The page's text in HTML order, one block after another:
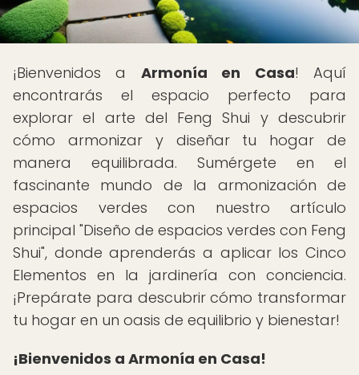
¡Bienvenidos a Armonía en Casa! Aquí
encontrarás el espacio perfecto para
explorar el arte del Feng Shui y descubrir
cómo armonizar y diseñar tu hogar de
manera equilibrada. Sumérgete en el
fascinante mundo de la armonización de
espacios verdes con nuestro artículo
principal "Diseño de espacios verdes con Feng
Shui", donde aprenderás a aplicar los Cinco
Elementos en la jardinería con conciencia.
¡Prepárate para descubrir cómo transformar
tu hogar en un oasis de equilibrio y bienestar!
¡Bienvenidos a Armonía en Casa!